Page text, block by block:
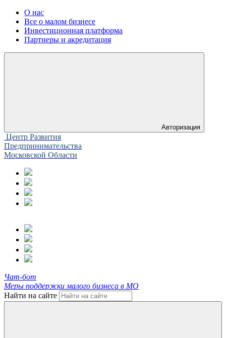
О нас
Все о малом бизнесе
Инвестиционная платформа
Партнеры и акредитация
Авторизация
Центр Развития
Предпринимательства
Московской Области
Чат-бот
Меры поддержки малого бизнеса в МО
Найти на сайте